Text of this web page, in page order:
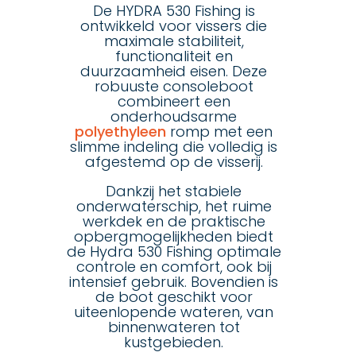
De HYDRA 530 Fishing is
ontwikkeld voor vissers die
maximale stabiliteit,
functionaliteit en
duurzaamheid eisen. Deze
robuuste consoleboot
combineert een
onderhoudsarme
polyethyleen romp met een
slimme indeling die volledig is
afgestemd op de visserij.
Dankzij het stabiele
onderwaterschip, het ruime
werkdek en de praktische
opbergmogelijkheden biedt
de Hydra 530 Fishing optimale
controle en comfort, ook bij
intensief gebruik. Bovendien is
de boot geschikt voor
uiteenlopende wateren, van
binnenwateren tot
kustgebieden.